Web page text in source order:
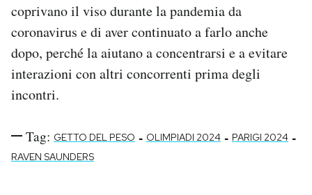
coprivano il viso durante la pandemia da
coronavirus e di aver continuato a farlo anche
dopo, perché la aiutano a concentrarsi e a evitare
interazioni con altri concorrenti prima degli
incontri.
Tag: GETTO DEL PESO - OLIMPIADI 2024 - PARIGI 2024 -
RAVEN SAUNDERS